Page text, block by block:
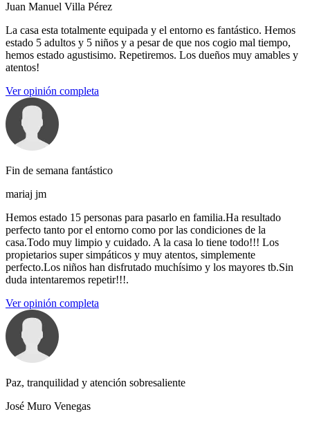
Juan Manuel Villa Pérez
La casa esta totalmente equipada y el entorno es fantástico. Hemos
estado 5 adultos y 5 niños y a pesar de que nos cogio mal tiempo,
hemos estado agustisimo. Repetiremos. Los dueños muy amables y
atentos!
Ver opinión completa
Fin de semana fantástico
mariaj jm
Hemos estado 15 personas para pasarlo en familia.Ha resultado
perfecto tanto por el entorno como por las condiciones de la
casa.Todo muy limpio y cuidado. A la casa lo tiene todo!!! Los
propietarios super simpáticos y muy atentos, simplemente
perfecto.Los niños han disfrutado muchísimo y los mayores tb.Sin
duda intentaremos repetir!!!.
Ver opinión completa
Paz, tranquilidad y atención sobresaliente
José Muro Venegas